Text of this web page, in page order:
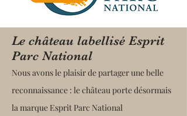
Le château labellisé Esprit
Parc National
Nous avons le plaisir de partager une belle
reconnaissance : le château porte désormais
la marque Esprit Parc National